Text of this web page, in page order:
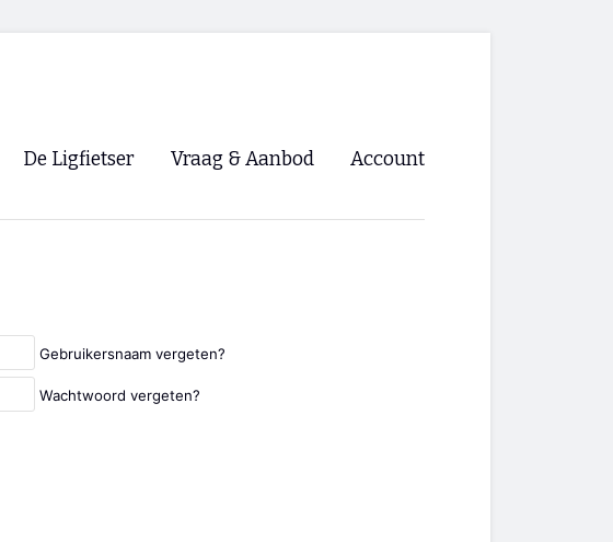
De Ligfietser
Lokale Fietsverenigingen
Vraag & Aanbod Account
Gebruikersnaam vergeten?
Wachtwoord vergeten?